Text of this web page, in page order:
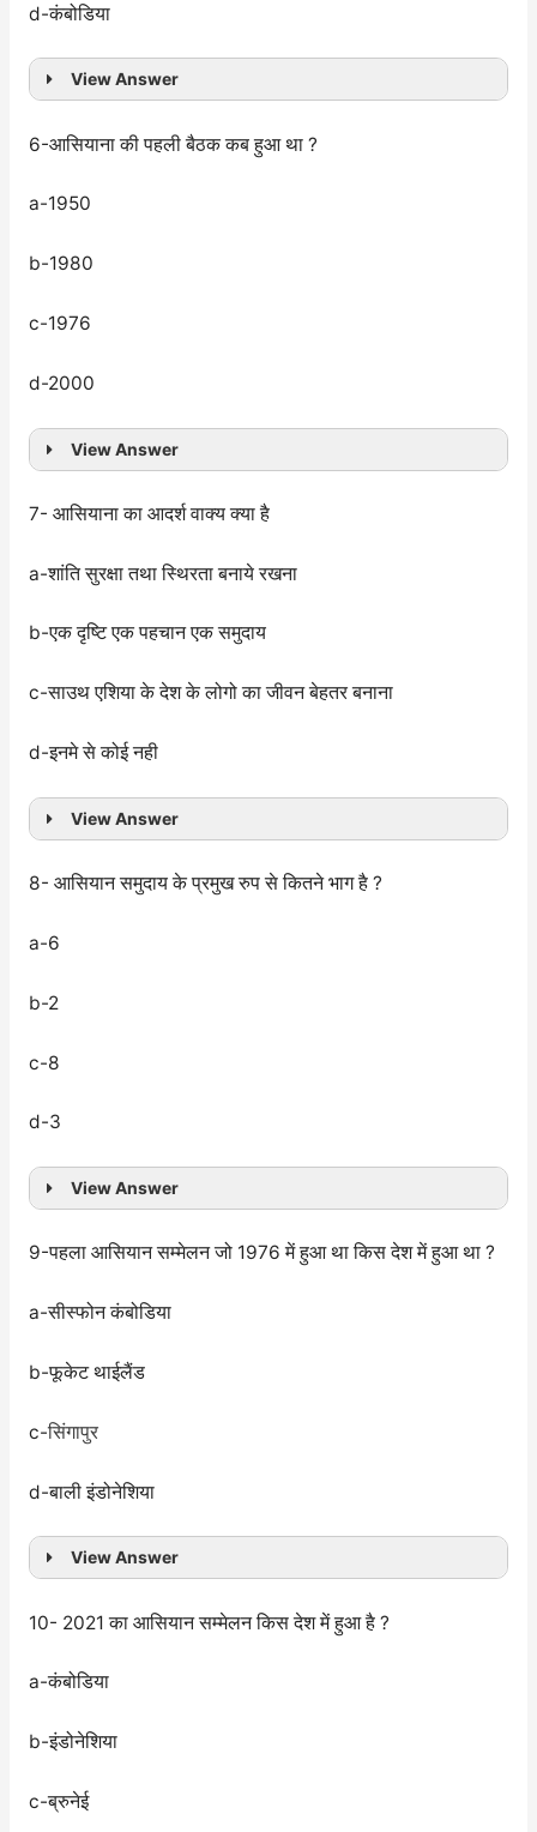
d-कंबोडिया
View Answer
6-आसियाना की पहली बैठक कब हुआ था ?
a-1950
b-1980
c-1976
d-2000
View Answer
7- आसियाना का आदर्श वाक्य क्या है
a-शांति सुरक्षा तथा स्थिरता बनाये रखना
b-एक दृष्टि एक पहचान एक समुदाय
c-साउथ एशिया के देश के लोगो का जीवन बेहतर बनाना
d-इनमे से कोई नही
View Answer
8- आसियान समुदाय के प्रमुख रुप से कितने भाग है ?
a-6
b-2
c-8
d-3
View Answer
9-पहला आसियान सम्मेलन जो 1976 में हुआ था किस देश में हुआ था ?
a-सीस्फोन कंबोडिया
b-फूकेट थाईलैंड
c-सिंगापुर
d-बाली इंडोनेशिया
View Answer
10- 2021 का आसियान सम्मेलन किस देश में हुआ है ?
a-कंबोडिया
b-इंडोनेशिया
c-ब्रुनेई